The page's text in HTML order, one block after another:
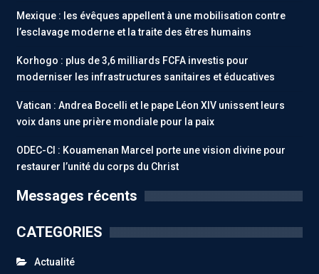
Mexique : les évêques appellent à une mobilisation contre
l’esclavage moderne et la traite des êtres humains
Korhogo : plus de 3,6 milliards FCFA investis pour
moderniser les infrastructures sanitaires et éducatives
Vatican : Andrea Bocelli et le pape Léon XIV unissent leurs
voix dans une prière mondiale pour la paix
ODEC-CI : Kouamenan Marcel porte une vision divine pour
restaurer l’unité du corps du Christ
Messages récents
CATEGORIES
Actualité